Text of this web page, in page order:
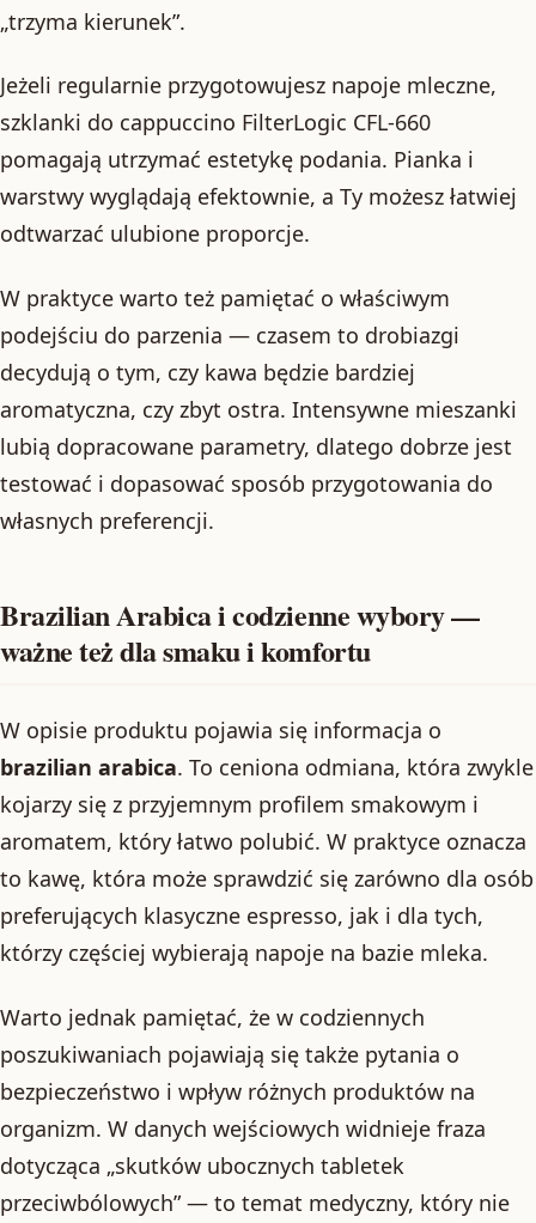
„trzyma kierunek”.
Jeżeli regularnie przygotowujesz napoje mleczne,
szklanki do cappuccino FilterLogic CFL-660
pomagają utrzymać estetykę podania. Pianka i
warstwy wyglądają efektownie, a Ty możesz łatwiej
odtwarzać ulubione proporcje.
W praktyce warto też pamiętać o właściwym
podejściu do parzenia — czasem to drobiazgi
decydują o tym, czy kawa będzie bardziej
aromatyczna, czy zbyt ostra. Intensywne mieszanki
lubią dopracowane parametry, dlatego dobrze jest
testować i dopasować sposób przygotowania do
własnych preferencji.
Brazilian Arabica i codzienne wybory —
ważne też dla smaku i komfortu
W opisie produktu pojawia się informacja o
brazilian arabica. To ceniona odmiana, która zwykle
kojarzy się z przyjemnym profilem smakowym i
aromatem, który łatwo polubić. W praktyce oznacza
to kawę, która może sprawdzić się zarówno dla osób
preferujących klasyczne espresso, jak i dla tych,
którzy częściej wybierają napoje na bazie mleka.
Warto jednak pamiętać, że w codziennych
poszukiwaniach pojawiają się także pytania o
bezpieczeństwo i wpływ różnych produktów na
organizm. W danych wejściowych widnieje fraza
dotycząca „skutków ubocznych tabletek
przeciwbólowych” — to temat medyczny, który nie